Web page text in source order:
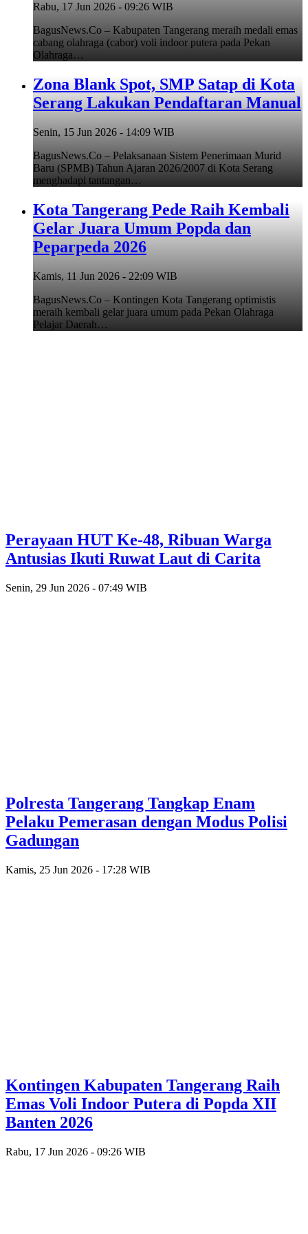
Rabu, 17 Jun 2026 - 09:26 WIB
BagusNews.Co – Kabupaten Tangerang meraih medali emas
cabang olahraga (cabor) voli indoor putera pada Pekan
Olahraga…
Zona Blank Spot, SMP Satap di Kota
Serang Lakukan Pendaftaran Manual
Senin, 15 Jun 2026 - 14:09 WIB
BagusNews.Co – Pelaksanaan Sistem Penerimaan Murid
Baru (SPMB) Tahun Ajaran 2026/2007 di Kota Serang
menghadapi tantangan…
Kota Tangerang Pede Raih Kembali
Gelar Juara Umum Popda dan
Peparpeda 2026
Kamis, 11 Jun 2026 - 22:09 WIB
BagusNews.Co – Kontingen Kota Tangerang optimistis
meraih kembali gelar juara umum pada Pekan Olahraga
Pelajar Daerah…
Perayaan HUT Ke-48, Ribuan Warga
Antusias Ikuti Ruwat Laut di Carita
Senin, 29 Jun 2026 - 07:49 WIB
Polresta Tangerang Tangkap Enam
Pelaku Pemerasan dengan Modus Polisi
Gadungan
Kamis, 25 Jun 2026 - 17:28 WIB
Kontingen Kabupaten Tangerang Raih
Emas Voli Indoor Putera di Popda XII
Banten 2026
Rabu, 17 Jun 2026 - 09:26 WIB